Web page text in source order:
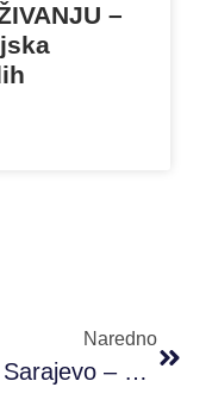
–
Naredno
POK Sarajevo – Prvi Modul Proni Akademije Omladinskog Rada. 30.04.2019